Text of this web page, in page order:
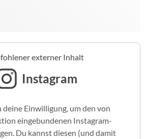
externer Inhalt
Instagram
Einwilligung, um den von
eingebundenen Instagram-
Du kannst diesen (und damit